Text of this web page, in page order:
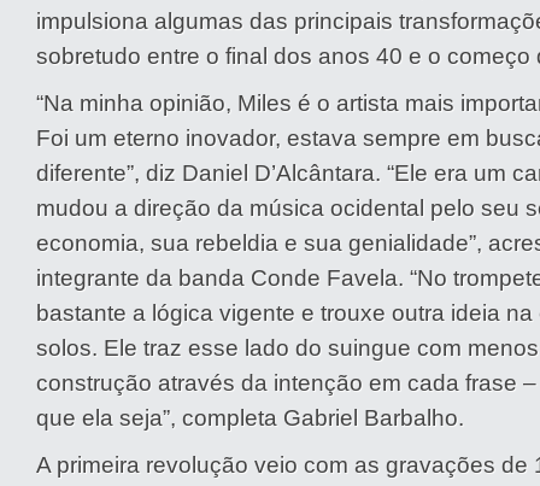
impulsiona algumas das principais
sobretudo entre o final dos anos 40 e o começo
“Na minha opinião, Miles é o artista mais
Foi um eterno inovador, estava sempre em
diferente”, diz Daniel D’Alcântara. “Ele era um
mudou a direção da música ocidental pelo seu
economia, sua rebeldia e sua genialidade”,
integrante da banda Conde Favela. “No
bastante a lógica vigente e trouxe outra ideia
solos. Ele traz esse lado do suingue com
construção através da intenção em cada frase
que ela seja”, completa Gabriel Barbalho.
A primeira revolução veio com as gravações de